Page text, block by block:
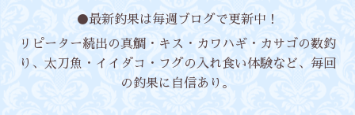
●最新釣果は毎週ブログで更新中！
リピーター続出の真鯛・キス・カワハギ・カサゴの数釣
り、太刀魚・イイダコ・フグの入れ食い体験など、毎回
の釣果に自信あり。